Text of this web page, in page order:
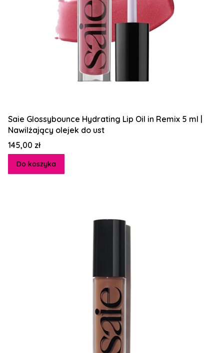
Saie Glossybounce Hydrating Lip Oil in Remix 5 ml |
Nawilżający olejek do ust
Cena
145,00 zł
Do koszyka